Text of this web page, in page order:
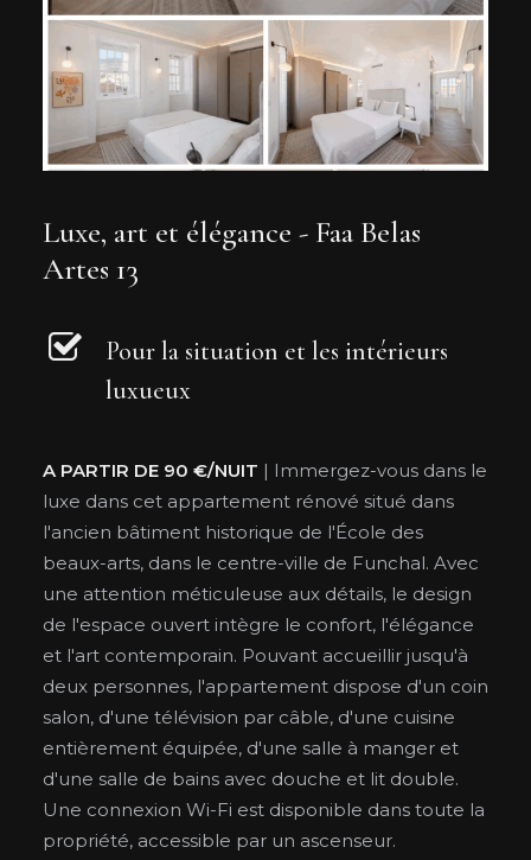
Luxe, art et élégance - Faa Belas
Artes 13
Pour la situation et les intérieurs
luxueux
A PARTIR DE 90 €/NUIT | Immergez-vous dans le
luxe dans cet appartement rénové situé dans
l'ancien bâtiment historique de l'École des
beaux-arts, dans le centre-ville de Funchal. Avec
une attention méticuleuse aux détails, le design
de l'espace ouvert intègre le confort, l'élégance
et l'art contemporain. Pouvant accueillir jusqu'à
deux personnes, l'appartement dispose d'un coin
salon, d'une télévision par câble, d'une cuisine
entièrement équipée, d'une salle à manger et
d'une salle de bains avec douche et lit double.
Une connexion Wi-Fi est disponible dans toute la
propriété, accessible par un ascenseur.